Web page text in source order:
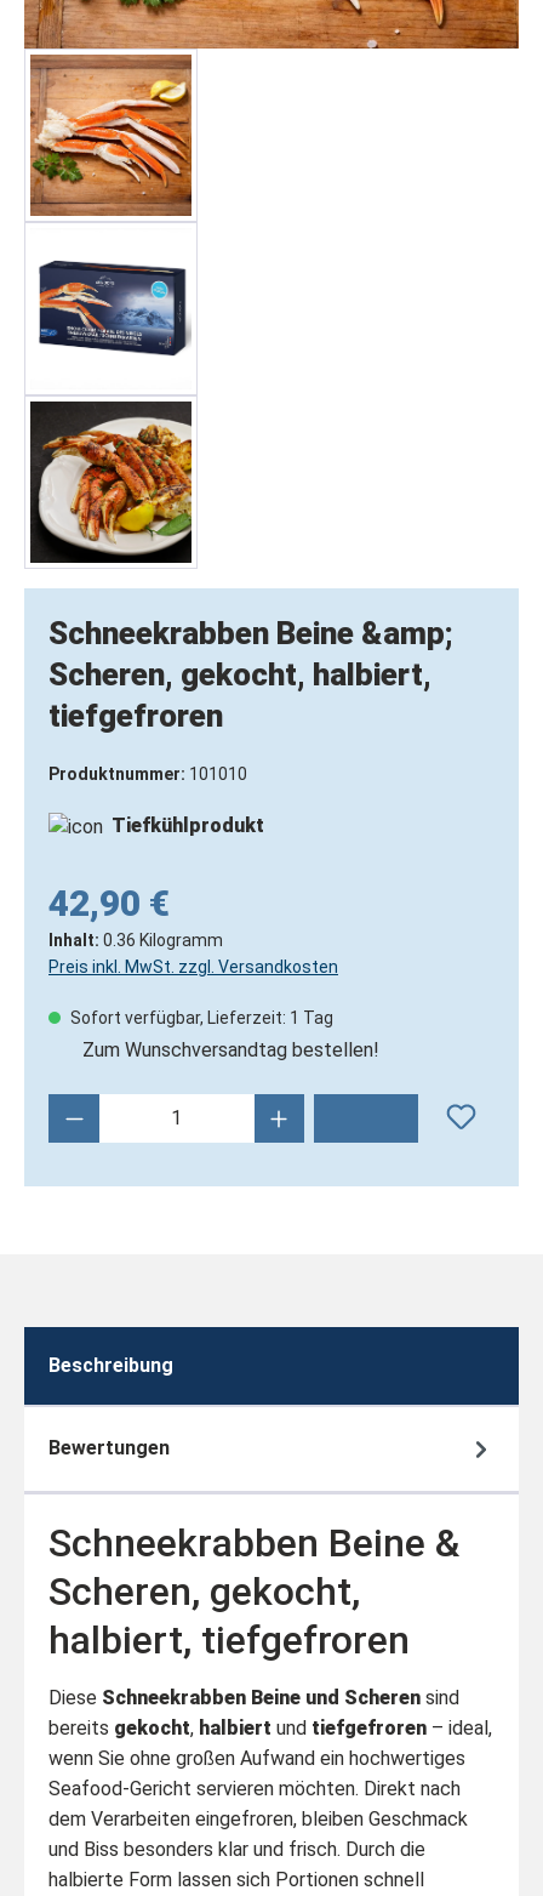
Schneekrabben Beine &amp;
Scheren, gekocht, halbiert,
tiefgefroren
Produktnummer: 101010
Tiefkühlprodukt
42,90 €
Inhalt: 0.36 Kilogramm
Preis inkl. MwSt. zzgl. Versandkosten
Sofort verfügbar, Lieferzeit: 1 Tag
Zum Wunschversandtag bestellen!
Produkt Anzahl: Gib den gewünschten
Beschreibung
Bewertungen
Schneekrabben Beine &
Scheren, gekocht,
halbiert, tiefgefroren
Diese Schneekrabben Beine und Scheren sind
bereits gekocht, halbiert und tiefgefroren – ideal,
wenn Sie ohne großen Aufwand ein hochwertiges
Seafood-Gericht servieren möchten. Direkt nach
dem Verarbeiten eingefroren, bleiben Geschmack
und Biss besonders klar und frisch. Durch die
halbierte Form lassen sich Portionen schnell